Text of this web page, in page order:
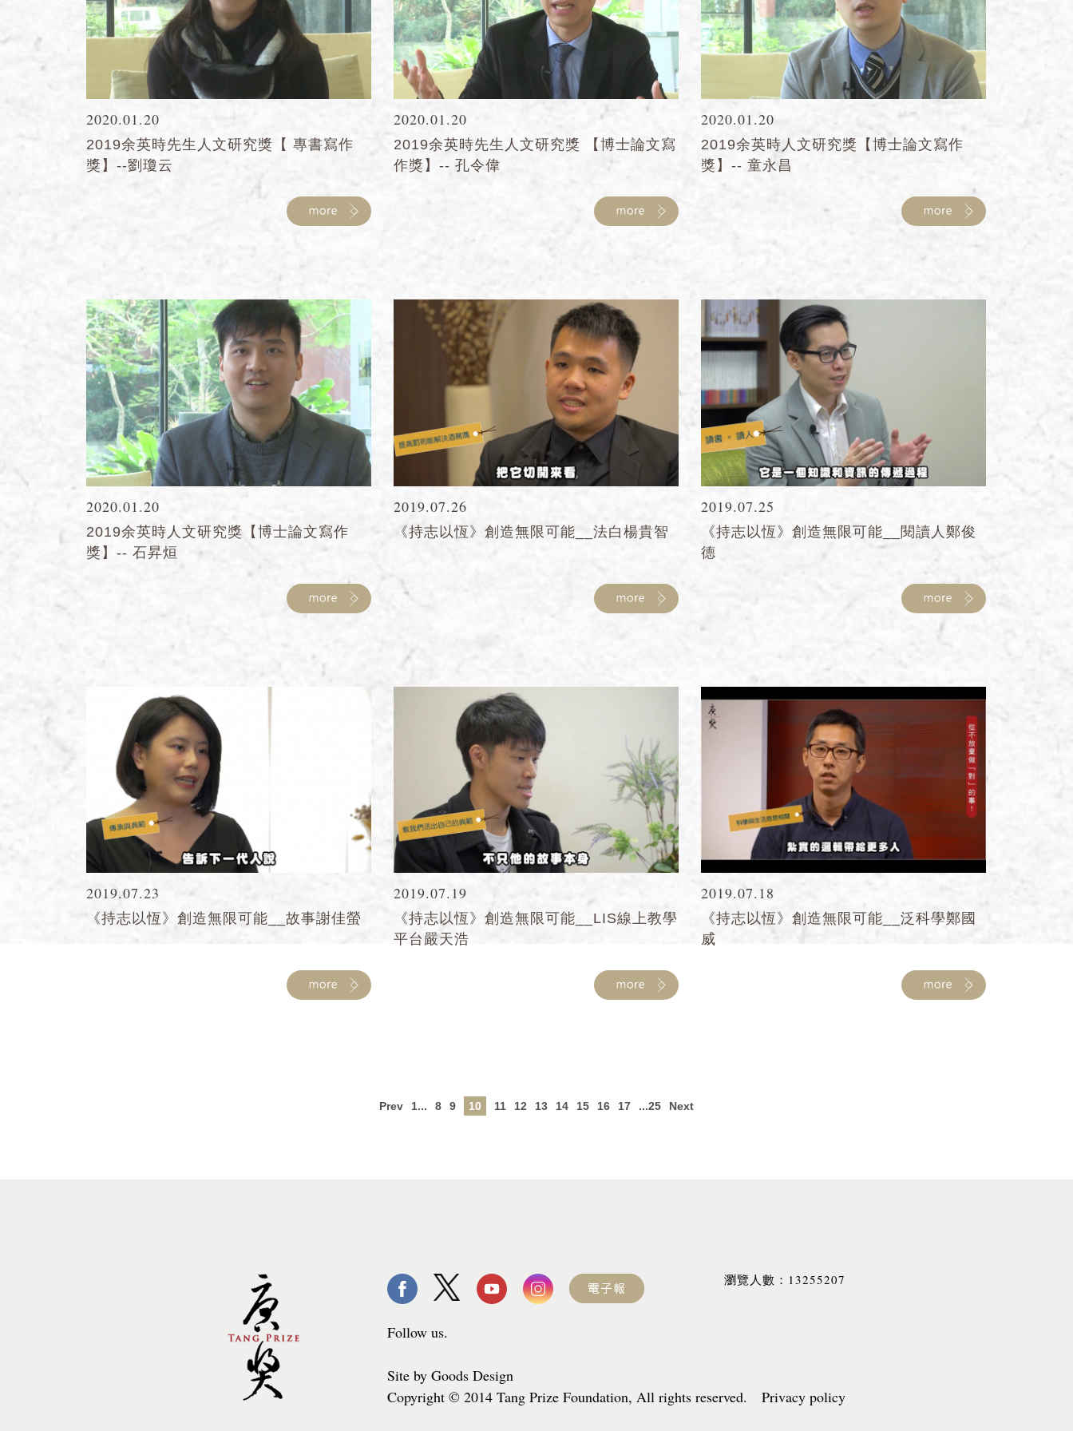
2020.01.20
2019余英時先生人文研究獎【 專書寫作
獎】--劉瓊云
2020.01.20
2019余英時先生人文研究獎 【博士論文寫
作獎】-- 孔令偉
2020.01.20
2019余英時人文研究獎【博士論文寫作
獎】-- 童永昌
2020.01.20
2019余英時人文研究獎【博士論文寫作
獎】-- 石昇烜
2019.07.26
《持志以恆》創造無限可能__法白楊貴智
2019.07.25
《持志以恆》創造無限可能__閱讀人鄭俊
德
2019.07.23
《持志以恆》創造無限可能__故事謝佳螢
2019.07.19
《持志以恆》創造無限可能__LIS線上教學
平台嚴天浩
2019.07.18
《持志以恆》創造無限可能__泛科學鄭國
威
Prev 1... 8 9 10 11 12 13 14 15 16 17 ...25 Next
Follow us.
Site by Goods Design
Copyright © 2014 Tang Prize Foundation, All rights reserved. Privacy policy
瀏覽人數： 13255207